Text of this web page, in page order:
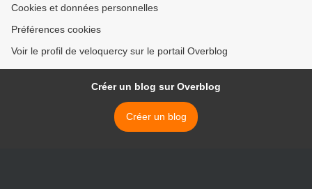
Cookies et données personnelles
Préférences cookies
Voir le profil de veloquercy sur le portail Overblog
Créer un blog sur Overblog
Créer un blog